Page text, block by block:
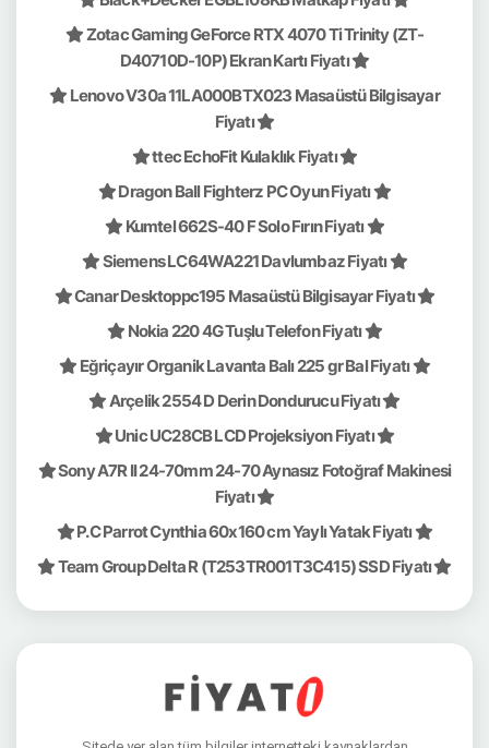
Zotac Gaming GeForce RTX 4070 Ti Trinity (ZT-
D40710D-10P) Ekran Kartı Fiyatı
Lenovo V30a 11LA000BTX023 Masaüstü Bilgisayar
Fiyatı
ttec EchoFit Kulaklık Fiyatı
Dragon Ball Fighterz PC Oyun Fiyatı
Kumtel 662S-40 F Solo Fırın Fiyatı
Siemens LC64WA221 Davlumbaz Fiyatı
Canar Desktoppc195 Masaüstü Bilgisayar Fiyatı
Nokia 220 4G Tuşlu Telefon Fiyatı
Eğriçayır Organik Lavanta Balı 225 gr Bal Fiyatı
Arçelik 2554 D Derin Dondurucu Fiyatı
Unic UC28CB LCD Projeksiyon Fiyatı
Sony A7R II 24-70mm 24-70 Aynasız Fotoğraf Makinesi
Fiyatı
P.C Parrot Cynthia 60x160 cm Yaylı Yatak Fiyatı
Team Group Delta R (T253TR001T3C415) SSD Fiyatı